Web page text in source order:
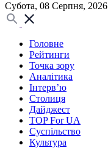
Субота, 08 Серпня, 2026
Головне
Рейтинги
Точка зору
Аналітика
Інтерв’ю
Столиця
Дайджест
TOP For UA
Суспiльство
Культура